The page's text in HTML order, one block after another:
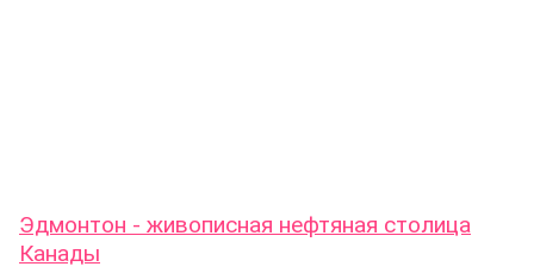
Эдмонтон - живописная нефтяная столица
Канады